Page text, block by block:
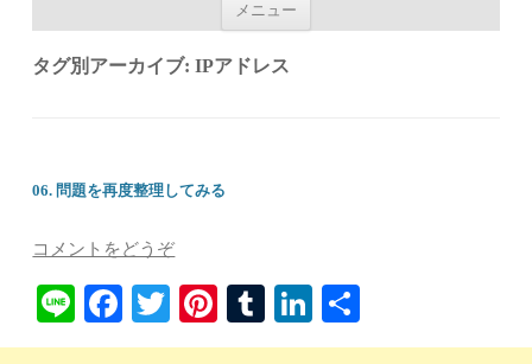
メニュー
タグ別アーカイブ:IPアドレス
06. 問題を再度整理してみる
コメントをどうぞ
Li
ne
Fa
ce
T
wi
Pi
nt
T
u
Li
nk 有